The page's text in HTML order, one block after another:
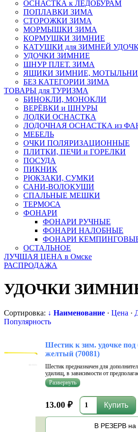
ОСНАСТКА к ЛЕДОБУРАМ
ПОПЛАВКИ ЗИМА
СТОРОЖКИ ЗИМА
МОРМЫШКИ ЗИМА
КОРМУШКИ ЗИМНИЕ
КАТУШКИ для ЗИМНЕЙ
УДОЧКИ ЗИМНИЕ
ШНУР ПЛЕТ. ЗИМА
ЯЩИКИ ЗИМНИЕ,
БЕЗ КАТЕГОРИИ ЗИМА
ТОВАРЫ для ТУРИЗМА
БИНОКЛИ, МОНОКЛИ
ВЕРЁВКИ и ШНУРЫ
ЛОДКИ ОСНАСТКА
ЛОДОЧНАЯ ОСНАСТКА из
МЕБЕЛЬ
ОЧКИ ПОЛЯРИЗАЦИОННЫЕ
ПЛИТКИ, ПЕЧИ и ГОРЕЛКИ
ПОСУДА
ПИКНИК
РЮКЗАКИ, СУМКИ
САНИ-ВОЛОКУШИ
СПАЛЬНЫЕ МЕШКИ
ТЕРМОСА
ФОНАРИ
ФОНАРИ РУЧНЫЕ
ФОНАРИ НАЛОБНЫЕ
ФОНАРИ
ОСТАЛЬНОЕ
ЛУЧШАЯ ЦЕНА в Омске
РАСПРОДАЖА
УДОЧКИ
Сортировка: ↓ Наименование · Цена ·
Популярность
Шестик к зим. удочке под
желтый (70081)
Шестик предназначен для
удилищ, в зависимости от
рыбы. Шестик для зимних удочек по
характеристики: длина 17,5 см, цвет:
13.00 ₽
В РЕЗЕРВ на